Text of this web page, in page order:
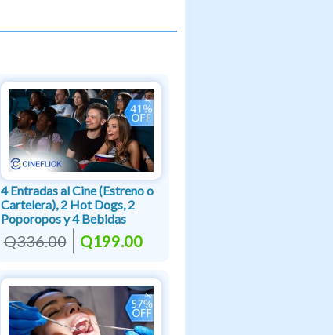
4 Entradas al Cine (Estreno o
Cartelera), 2 Hot Dogs, 2
Poporopos y 4 Bebidas
Q336.00 Q199.00